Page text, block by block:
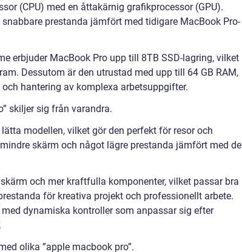
(CPU) med en åttakärnig grafikprocessor (GPU).
prestanda jämfört med tidigare MacBook Pro-
erbjuder MacBook Pro upp till 8TB SSD-lagring, vilket
Dessutom är den utrustad med upp till 64 GB RAM,
hantering av komplexa arbetsuppgifter.
skiljer sig från varandra.
modellen, vilket gör den perfekt för resor och
skärm och något lägre prestanda jämfört med de
och mer kraftfulla komponenter, vilket passar bra
för kreativa projekt och professionellt arbete.
dynamiska kontroller som anpassar sig efter
olika ”apple macbook pro”.